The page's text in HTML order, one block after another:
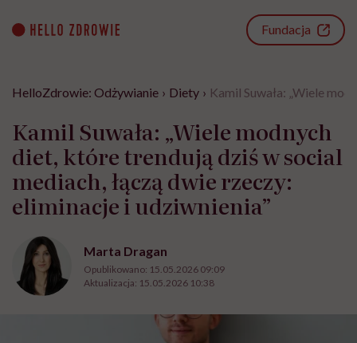
content
Fundacja
HelloZdrowie: Odżywianie › Diety › Kamil Suwała: „Wiele
Kamil Suwała: „Wiele modnych
diet, które trendują dziś w social
mediach, łączą dwie rzeczy:
eliminacje i udziwnienia”
Marta Dragan
Opublikowano: 15.05.2026 09:09
Aktualizacja: 15.05.2026 10:38